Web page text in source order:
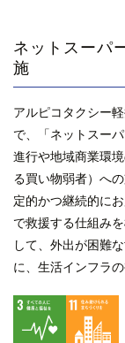
ネットスーパ
施
アルピコタクシー
で、「ネットスー
進行や地域商業環
る買い物弱者）へ
定的かつ継続的に
で救援する仕組み
して、外出が困難
に、生活インフラ